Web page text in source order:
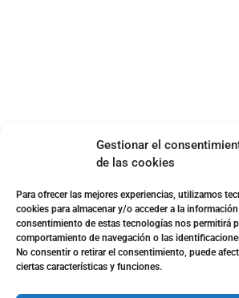
Gestionar el
de las cookies
Para ofrecer las mejores experiencias, utilizamos
cookies para almacenar y/o acceder a la
consentimiento de estas tecnologías nos permitirá
comportamiento de navegación o las
No consentir o retirar el consentimiento, puede
ciertas características y funciones.
Apuesta con